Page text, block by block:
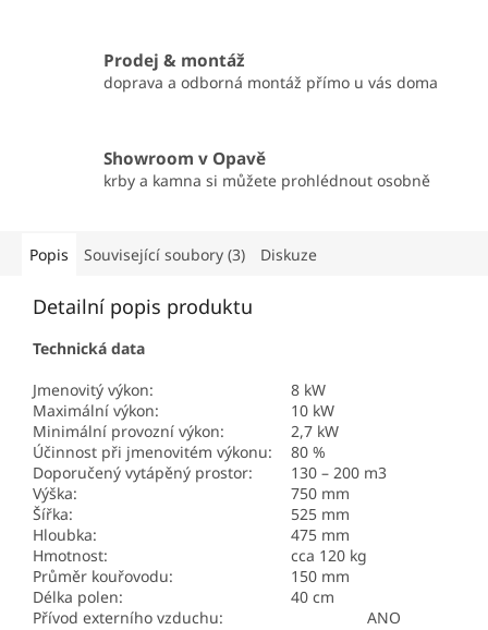
Prodej & montáž
doprava a odborná montáž přímo u vás doma
Showroom v Opavě
krby a kamna si můžete prohlédnout osobně
Popis Související soubory (3) Diskuze
Detailní popis produktu
Technická data
Jmenovitý výkon:
8 kW
Maximální výkon:
10 kW
Minimální provozní výkon:
2,7 kW
Účinnost při jmenovitém výkonu:
80 %
Doporučený vytápěný prostor:
130 – 200 m3
Výška:
750 mm
Šířka:
525 mm
Hloubka:
475 mm
Hmotnost:
cca 120 kg
Průměr kouřovodu:
150 mm
Délka polen:
40 cm
Přívod externího vzduchu: ANO